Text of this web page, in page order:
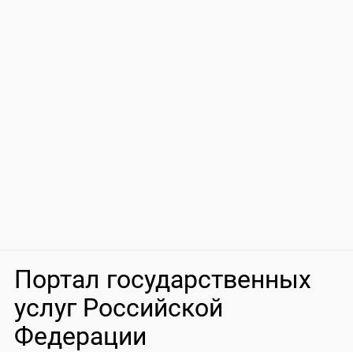
Портал государственных
услуг Российской
Федерации